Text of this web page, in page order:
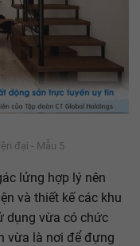
đại - Mẫu 5
lửng hợp lý nên
và thiết kế các khu
dụng vừa có chức
vừa là nơi để đựng